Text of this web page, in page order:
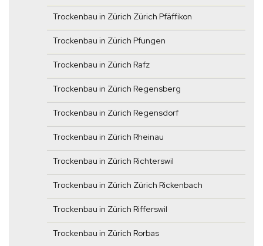
Trockenbau in Zürich Zürich Pfäffikon
Trockenbau in Zürich Pfungen
Trockenbau in Zürich Rafz
Trockenbau in Zürich Regensberg
Trockenbau in Zürich Regensdorf
Trockenbau in Zürich Rheinau
Trockenbau in Zürich Richterswil
Trockenbau in Zürich Zürich Rickenbach
Trockenbau in Zürich Rifferswil
Trockenbau in Zürich Rorbas